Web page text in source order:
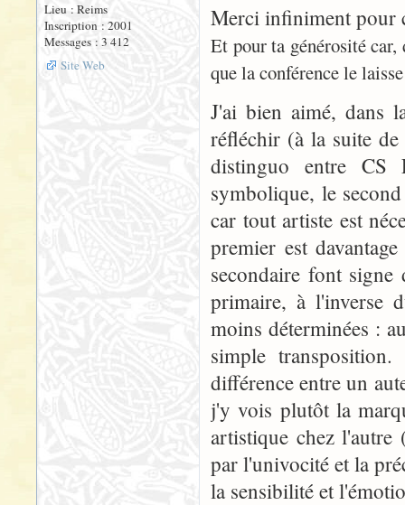
Lieu : Reims
Inscription : 2001
Messages : 3 412
Site Web
Merci infiniment pour
Et pour ta générosité car,
que la conférence le
J'ai bien aimé, dans
réfléchir (à la suite
distinguo entre CS
symbolique, le
car tout artiste est
premier est
secondaire font
primaire, à l'inverse
moins déterminées :
simple
différence entre un
j'y vois plutôt la
artistique chez
par l'univocité et la
la sensibilité et